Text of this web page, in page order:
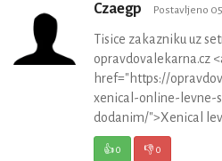
Czaegp Postavljeno
Tisice zakazniku uz
opravdovalekarna.cz
href="https://
xenical-online-levne-
dodanim/">Xenical
👍0 👎0